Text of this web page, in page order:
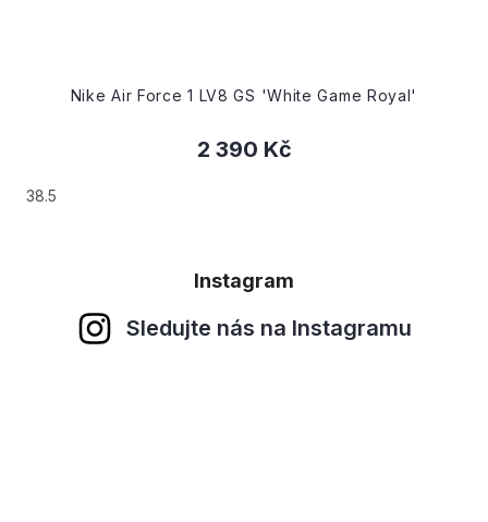
Nike Air Force 1 LV8 GS 'White Game Royal'
2 390 Kč
38.5
Instagram
Sledujte nás na Instagramu